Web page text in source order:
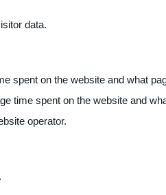
data.
spent on the website and what
time spent on the website and
operator.